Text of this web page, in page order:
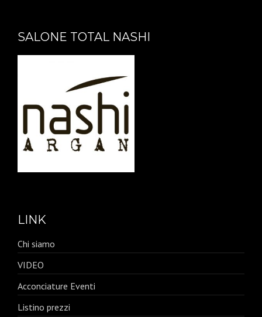
SALONE TOTAL NASHI
LINK
Chi siamo
VIDEO
Acconciature Eventi
Listino prezzi